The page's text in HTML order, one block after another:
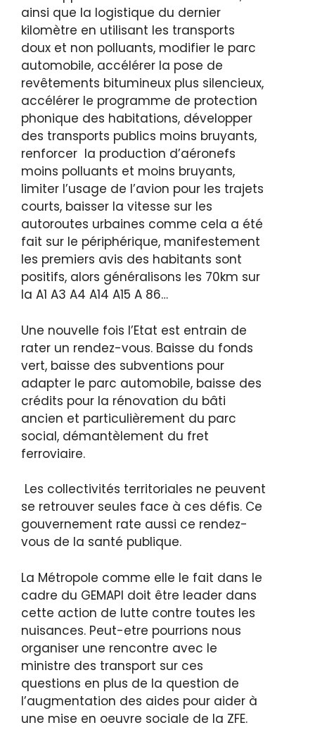
ainsi que la logistique du dernier
kilomètre en utilisant les transports
doux et non polluants, modifier le parc
automobile, accélérer la pose de
revêtements bitumineux plus silencieux,
accélérer le programme de protection
phonique des habitations, développer
des transports publics moins bruyants,
renforcer la production d’aéronefs
moins polluants et moins bruyants,
limiter l’usage de l’avion pour les trajets
courts, baisser la vitesse sur les
autoroutes urbaines comme cela a été
fait sur le périphérique, manifestement
les premiers avis des habitants sont
positifs, alors généralisons les 70km sur
la A1 A3 A4 A14 A15 A 86…
Une nouvelle fois l’Etat est entrain de
rater un rendez-vous. Baisse du fonds
vert, baisse des subventions pour
adapter le parc automobile, baisse des
crédits pour la rénovation du bâti
ancien et particulièrement du parc
social, démantèlement du fret
ferroviaire.
Les collectivités territoriales ne peuvent
se retrouver seules face à ces défis. Ce
gouvernement rate aussi ce rendez-
vous de la santé publique.
La Métropole comme elle le fait dans le
cadre du GEMAPI doit être leader dans
cette action de lutte contre toutes les
nuisances. Peut-etre pourrions nous
organiser une rencontre avec le
ministre des transport sur ces
questions en plus de la question de
l’augmentation des aides pour aider à
une mise en oeuvre sociale de la ZFE.